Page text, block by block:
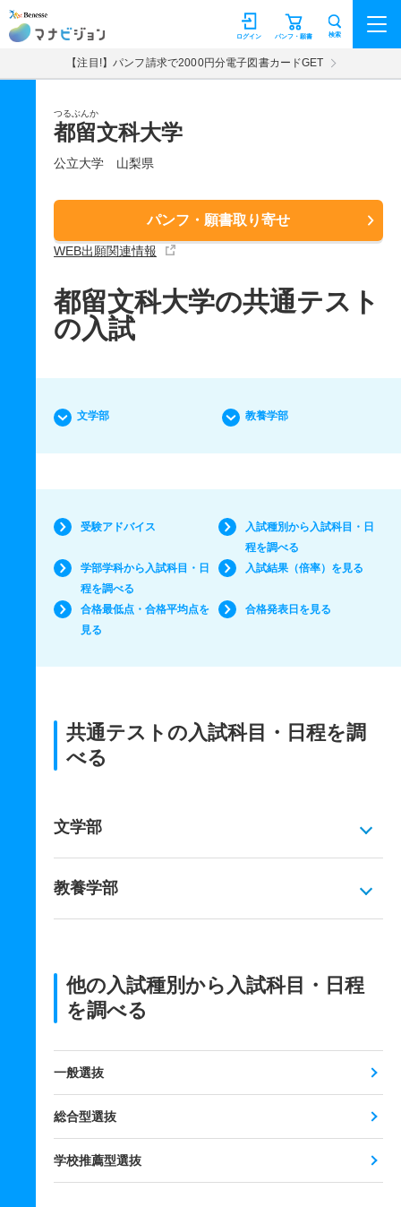
マナビジョン パンフ・願書
ログイン 検索
【注目!】パンフ請求で2000円分電子図書カードGET
つるぶんか
都留文科大学
公立大学 山梨県
パンフ・願書取り寄せ
WEB出願関連情報
都留文科大学の共通テスト
の入試
文学部 教養学部
受験アドバイス
入試種別から入試科目・日
程を調べる
学部学科から入試科目・日
程を調べる
入試結果（倍率）を見る
合格最低点・合格平均点を
見る
合格発表日を見る
共通テストの入試科目・日程を調
べる
文学部
教養学部
他の入試種別から入試科目・日程
を調べる
一般選抜
総合型選抜
学校推薦型選抜